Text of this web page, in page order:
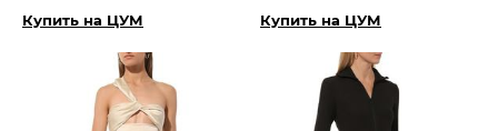
Купить на ЦУМ Купить на ЦУМ